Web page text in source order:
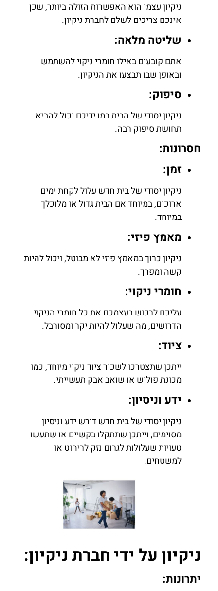
ניקיון עצמי הוא האפשרות הזולה ביותר, שכן
אינכם צריכים לשלם לחברת ניקיון.
שליטה מלאה:
אתם קובעים באילו חומרי ניקוי להשתמש
ובאופן שבו תבצעו את הניקיון.
סיפוק:
ניקיון יסודי של הבית במו ידיכם יכול להביא
תחושת סיפוק רבה.
חסרונות:
זמן:
ניקיון יסודי של בית חדש עלול לקחת ימים
ארוכים, במיוחד אם הבית גדול או מלוכלך
במיוחד.
מאמץ פיזי:
ניקיון כרוך במאמץ פיזי לא מבוטל, ויכול להיות
קשה ומפרך.
חומרי ניקוי:
עליכם לרכוש בעצמכם את כל חומרי הניקוי
הדרושים, מה שעלול להיות יקר ומסורבל.
ציוד:
ייתכן שתצטרכו לשכור ציוד ניקוי מיוחד, כמו
מכונת פוליש או שואב אבק תעשייתי.
ידע וניסיון:
ניקיון יסודי של בית חדש דורש ידע וניסיון
מסוימים, וייתכן שתתקלו בקשיים או שתעשו
טעויות שעלולות לגרום נזק לריהוט או
למשטחים.
ניקיון על ידי חברת ניקיון:
יתרונות: